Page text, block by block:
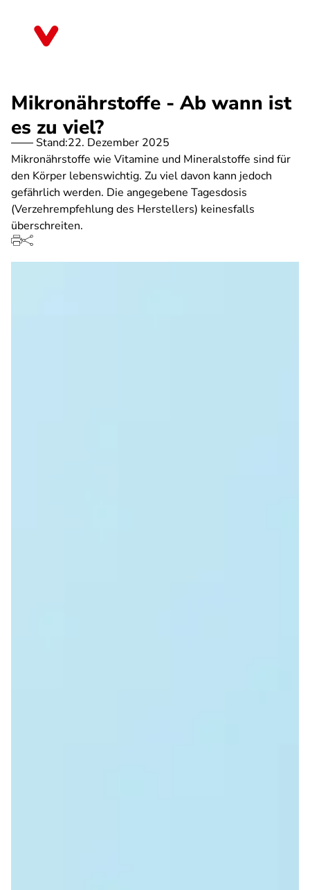
Mikronährstoffe - Ab wann ist
es zu viel?
Stand:22. Dezember 2025
Mikronährstoffe wie Vitamine und Mineralstoffe sind für
den Körper lebenswichtig. Zu viel davon kann jedoch
gefährlich werden. Die angegebene Tagesdosis
(Verzehrempfehlung des Herstellers) keinesfalls
überschreiten.